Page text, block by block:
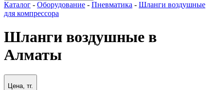
Каталог - Оборудование - Пневматика - Шланги воздушные
для компрессора
Шланги воздушные в
Алматы
Цена, тг.